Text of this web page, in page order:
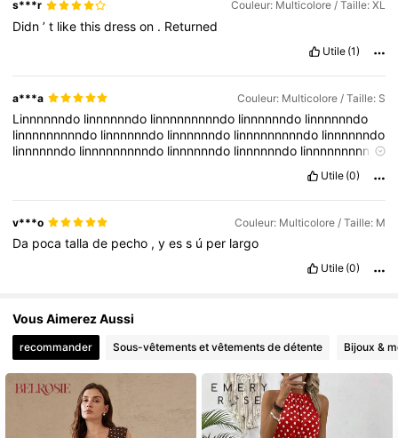
s***r Couleur: Multicolore / Taille: XL
Didn’t likethisdresson . Returned
Utile (1)
a***a Couleur: Multicolore / Taille: S
Linnnnnndo linnnnnndo linnnnnnnnndo linnnnnndo linnnnnndo
linnnnnnnnndo linnnnnndo linnnnnndo linnnnnnnnndo linnnnnndo
linnnnnndo linnnnnnnnndo linnnnnndo linnnnnndo linnnnnnnnndo
Utile (0)
v***o Couleur: Multicolore / Taille: M
Da pocatallade pecho ,yess ú per largo
Utile (0)
Vous Aimerez Aussi
recommander Sous-vêtements et vêtements de détente Bijoux &